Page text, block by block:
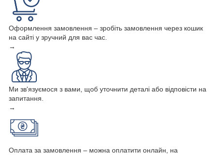
Оформлення замовлення – зробіть замовлення через кошик
на сайті у зручний для вас час.
→
Ми зв'язуємося з вами, щоб уточнити деталі або відповісти на
запитання.
→
Оплата за замовлення – можна оплатити онлайн, на